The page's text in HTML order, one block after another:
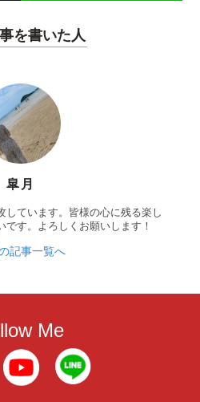
を書いた人
皐月
しています。皆様の心に残る楽し
す。よろしくお願いします！
記事一覧へ
Me